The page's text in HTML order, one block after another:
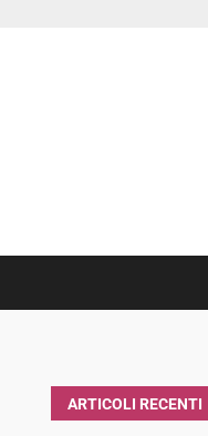
ARTICOLI RECENTI